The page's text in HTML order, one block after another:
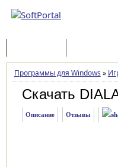
Программы для Windows »
Скачать
Описание Отзывы